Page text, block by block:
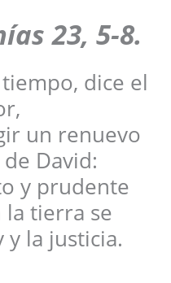
23, 5-8.
dice el
un renuevo
David:
y prudente
la tierra se
y la justicia.